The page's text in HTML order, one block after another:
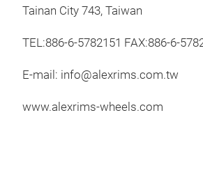
Tainan City 743, Taiwan
TEL:886-6-5782151 FAX:886-6-
E-mail: info@alexrims.com.tw
www.alexrims-wheels.com